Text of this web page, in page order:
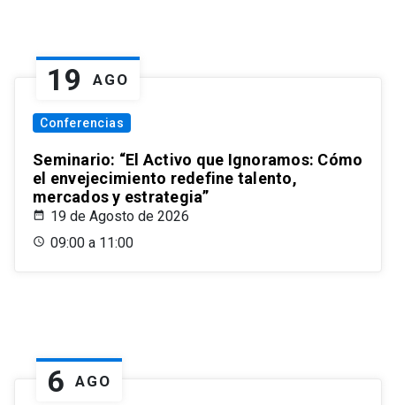
19 AGO
Conferencias
Seminario: “El Activo que Ignoramos: Cómo
el envejecimiento redefine talento,
mercados y estrategia”
19 de Agosto de 2026
09:00 a 11:00
6 AGO